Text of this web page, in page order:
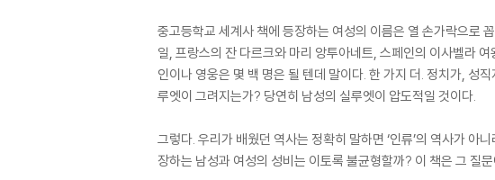
중고등학교 세계사 책에 등장하는 여성의 이름은 열 손가락으로
일, 프랑스의 잔 다르크와 마리 앙투아네트, 스페인의 이사벨라
인이나 영웅은 몇 백 명은 될 텐데 말이다. 한 가지 더. 정치가, 성
루엣이 그려지는가? 당연히 남성의 실루엣이 압도적일 것이다.
그렇다. 우리가 배웠던 역사는 정확히 말하면 ‘인류’의 역사가 아
장하는 남성과 여성의 성비는 이토록 불균형할까? 이 책은 그 질